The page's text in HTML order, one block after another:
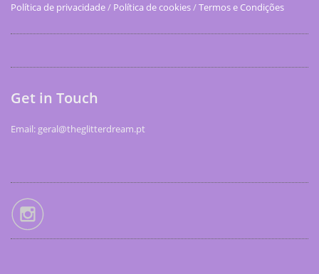
Política de privacidade/ Política de cookies/Termos e Condições
Get in Touch
Email: geral@theglitterdream.pt